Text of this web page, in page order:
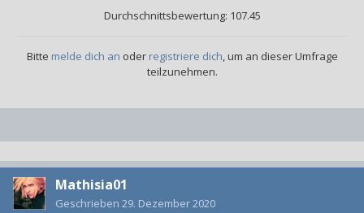
Durchschnittsbewertung: 107.45
Bitte melde dich an oder registriere dich, um an dieser Umfrage
teilzunehmen.
Mathisia01
Geschrieben 29. Dezember 2020